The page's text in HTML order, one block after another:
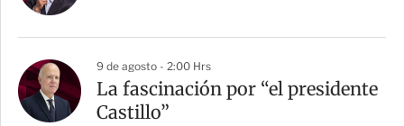
9 de agosto - 2:00 Hrs
La fascinación por “el presidente
Castillo”